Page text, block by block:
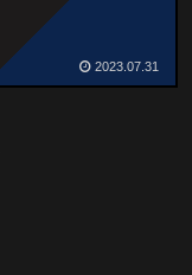
2023.07.31